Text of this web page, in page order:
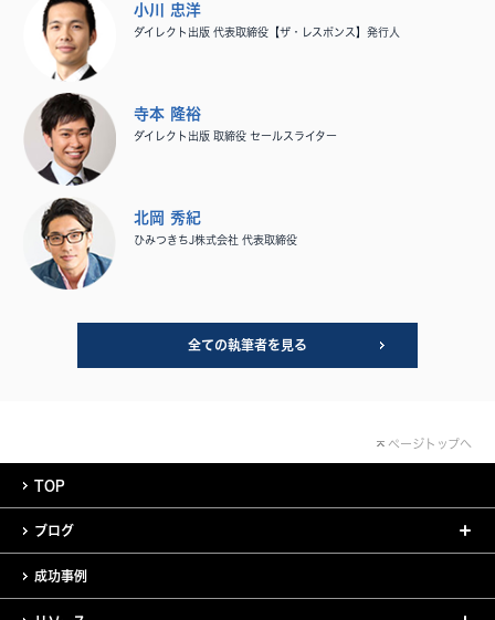
小川 忠洋
ダイレクト出版 代表取締役【ザ・レスポンス】発行人
寺本 隆裕
ダイレクト出版 取締役 セールスライター
北岡 秀紀
ひみつきちJ株式会社 代表取締役
全ての執筆者を見る
ページトップへ
TOP
ブログ
成功事例